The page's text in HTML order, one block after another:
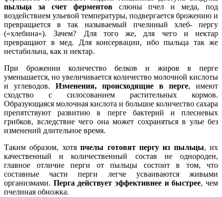
пыльца за счет ферментовслюны пчел и меда, под
воздействием ульевой температуры, подвергается брожению и
превращается в так называемый пчелиный хлеб- пергу
(«хлебина»). Зачем? Для того же, для чего и нектар
превращают в мед. Для консервации, ибо пыльца так же
нестабильна, как и нектар.
При брожении количество белков и жиров в перге
уменьшается, но увеличивается количество молочной кислоты
и углеводов. Изменения, происходящие в перге, имеют
сходство с силосованием растительных кормов.
Образующаяся молочная кислота и большое количество сахара
препятствуют развитию в перге бактерий и плесневых
грибков, вследствие чего она может сохраняться в улье без
изменений длительное время.
Таким образом, хотяпчелы готовят пергу из пыльцы, их
качественный и количественный состав не однороден,
главное отличие перги от пыльцы состоит в том, что
составные части перги легче усваиваются живыми
организмами. Перга действует эффективнее и быстрее, чем
пчелиная обножка.